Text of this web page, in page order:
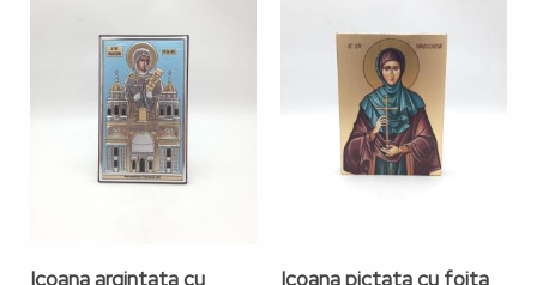
Icoana argintata cu Icoana pictata cu foita